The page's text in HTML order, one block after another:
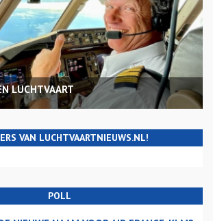
LUCHTVAART
VAN LUCHTVAARTNIEUWS.NL!
POLL